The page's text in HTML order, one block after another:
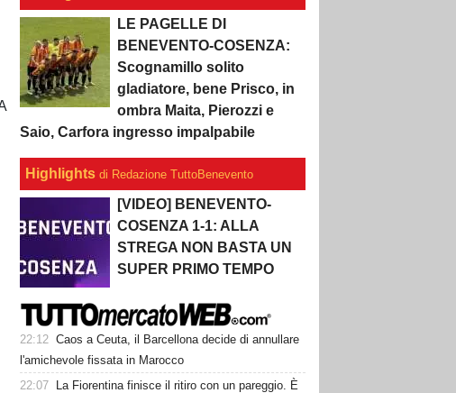
LE PAGELLE DI
BENEVENTO-COSENZA:
Scognamillo solito
gladiatore, bene Prisco, in
ombra Maita, Pierozzi e
Saio, Carfora ingresso impalpabile
Highlights di Redazione TuttoBenevento
[VIDEO] BENEVENTO-
COSENZA 1-1: ALLA
STREGA NON BASTA UN
SUPER PRIMO TEMPO
22:12 Caos a Ceuta, il Barcellona decide di annullare
l'amichevole fissata in Marocco
22:07
La Fiorentina finisce il ritiro con un pareggio. È